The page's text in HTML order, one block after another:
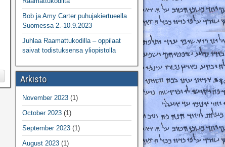
Bob ja Amy Carter puhujakiertueella
Suomessa 2.-10.9.2023
Juhlaa Raamattukodilla – oppilaat
saivat todistuksensa yliopistolla
Arkisto
November 2023(1)
October 2023(1)
September 2023(1)
August 2023(1)